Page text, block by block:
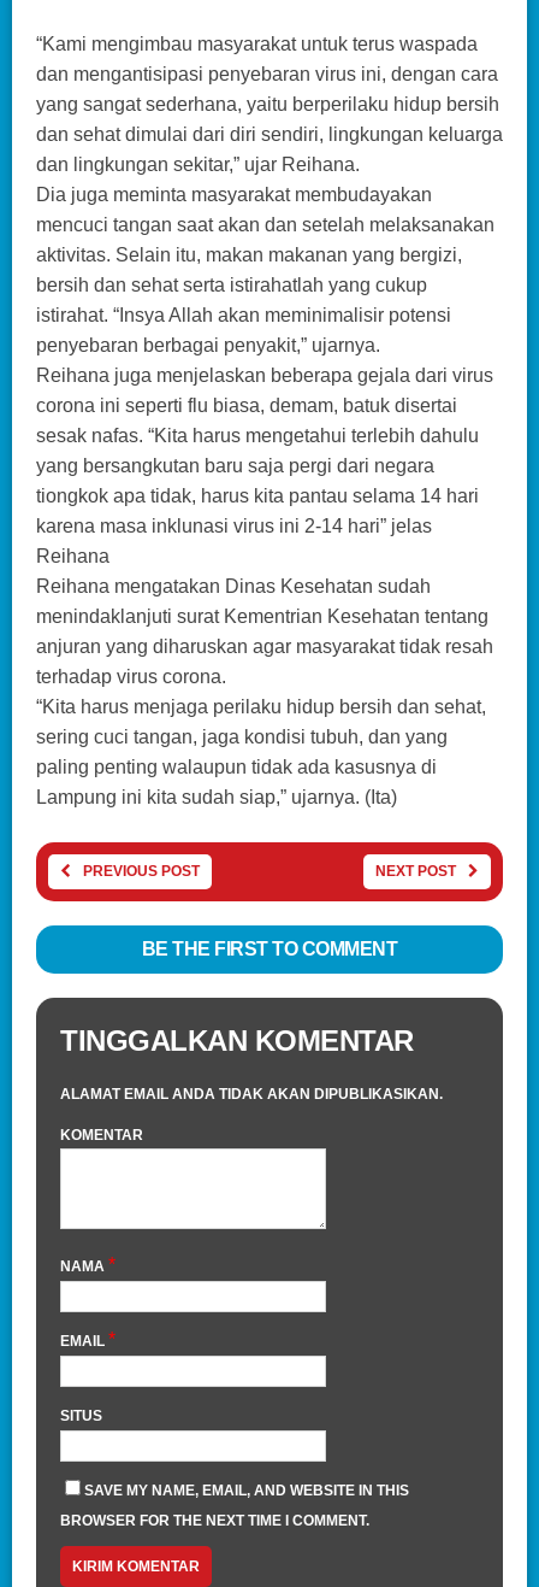
“Kami mengimbau masyarakat untuk terus waspada
dan mengantisipasi penyebaran virus ini, dengan cara
yang sangat sederhana, yaitu berperilaku hidup bersih
dan sehat dimulai dari diri sendiri, lingkungan keluarga
dan lingkungan sekitar,” ujar Reihana.
Dia juga meminta masyarakat membudayakan
mencuci tangan saat akan dan setelah melaksanakan
aktivitas. Selain itu, makan makanan yang bergizi,
bersih dan sehat serta istirahatlah yang cukup
istirahat. “Insya Allah akan meminimalisir potensi
penyebaran berbagai penyakit,” ujarnya.
Reihana juga menjelaskan beberapa gejala dari virus
corona ini seperti flu biasa, demam, batuk disertai
sesak nafas. “Kita harus mengetahui terlebih dahulu
yang bersangkutan baru saja pergi dari negara
tiongkok apa tidak, harus kita pantau selama 14 hari
karena masa inklunasi virus ini 2-14 hari” jelas
Reihana
Reihana mengatakan Dinas Kesehatan sudah
menindaklanjuti surat Kementrian Kesehatan tentang
anjuran yang diharuskan agar masyarakat tidak resah
terhadap virus corona.
“Kita harus menjaga perilaku hidup bersih dan sehat,
sering cuci tangan, jaga kondisi tubuh, dan yang
paling penting walaupun tidak ada kasusnya di
Lampung ini kita sudah siap,” ujarnya. (Ita)
PREVIOUS POST NEXT POST
BE THE FIRST TO COMMENT
TINGGALKAN KOMENTAR
ALAMAT EMAIL ANDA TIDAK AKAN DIPUBLIKASIKAN.
KOMENTAR
NAMA *
EMAIL *
SITUS
SAVE MY NAME, EMAIL, AND WEBSITE IN THIS
BROWSER FOR THE NEXT TIME I COMMENT.